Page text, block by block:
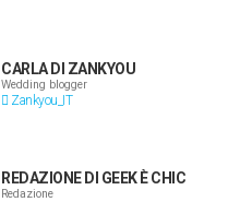
CARLA DI ZANKYOU
Wedding blogger
Zankyou_IT
REDAZIONE DI GEEK È CHIC
Redazione